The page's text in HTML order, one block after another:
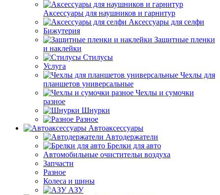
Аксессуары для наушников и гарнитур
Аксессуары для селфи
Бижутерия
Защитные пленки
и наклейки
Стилусы
Услуга
Чехлы для
планшетов универсальные
Чехлы и сумочки
разное
Шнурки
Разное
Автоаксессуары
Автодержатели
Брелки для авто
Автомобильные очистительи воздуха
Запчасти
Разное
Колеса и шины
АЗУ